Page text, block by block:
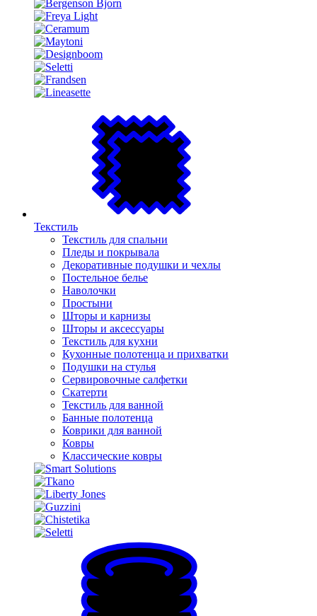
Текстиль
Текстиль для спальни
Пледы и покрывала
Декоративные подушки и чехлы
Постельное белье
Наволочки
Простыни
Шторы и карнизы
Шторы и аксессуары
Текстиль для кухни
Кухонные полотенца и прихватки
Подушки на стулья
Сервировочные салфетки
Скатерти
Текстиль для ванной
Банные полотенца
Коврики для ванной
Ковры
Классические ковры